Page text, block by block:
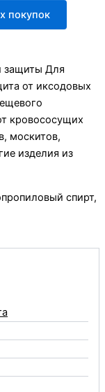
покупок
защиты Для
от иксодовых
кровососущих
москитов,
изделия из
спирт,